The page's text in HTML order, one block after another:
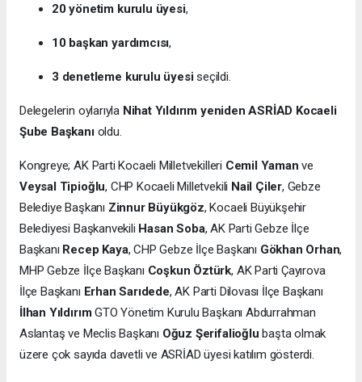
20 yönetim kurulu üyesi,
10 başkan yardımcısı,
3 denetleme kurulu üyesiseçildi.
Delegelerin oylarıyla Nihat Yıldırım yeniden ASRİAD Kocaeli
Şube Başkanıoldu.
Kongreye; AK Parti Kocaeli Milletvekilleri Cemil Yaman ve
Veysal Tipioğlu, CHP Kocaeli Milletvekili Nail Çiler, Gebze
Belediye Başkanı Zinnur Büyükgöz, Kocaeli Büyükşehir
Belediyesi Başkanvekili Hasan Soba, AK Parti Gebze İlçe
Başkanı Recep Kaya, CHP Gebze İlçe Başkanı Gökhan Orhan,
MHP Gebze İlçe Başkanı Coşkun Öztürk, AK Parti Çayırova
İlçe Başkanı Erhan Sarıdede, AK Parti Dilovası İlçe Başkanı
İlhan YıldırımGTO Yönetim Kurulu Başkanı Abdurrahman
Aslantaş ve Meclis Başkanı Oğuz Şerifalioğlu başta olmak
üzere çok sayıda davetli ve ASRİAD üyesi katılım gösterdi.